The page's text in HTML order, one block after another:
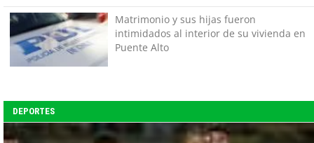
Matrimonio y sus hijas fueron
intimidados al interior de su vivienda en
Puente Alto
DEPORTES